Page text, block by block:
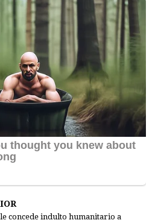
concede indulto humanitario a